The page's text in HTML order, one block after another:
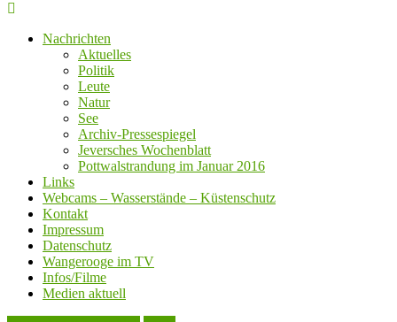
Nachrichten
Aktuelles
Politik
Leute
Natur
See
Archiv-Pressespiegel
Jeversches Wochenblatt
Pottwalstrandung im Januar 2016
Links
Webcams – Wasserstände – Küstenschutz
Kontakt
Impressum
Datenschutz
Wangerooge im TV
Infos/Filme
Medien aktuell